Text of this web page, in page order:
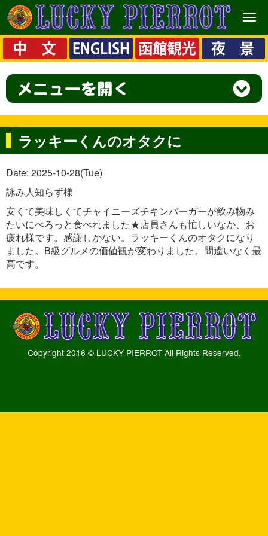
メ
ニ
ュ
ー
ラッキーくんのオタクに
Date: 2025-10-28(Tue)
詠み人知らず様
安くて美味しくてチャイニーズチキンバーガーが飲み物み
たいにぺろっと食べれました★店員さんも忙しいなか、お
疲れ様です。感謝しかない。ラッキーくんのオタクになり
ました。B級グルメの価値観が変わりました。間違いなく最
高です。
Copyright 2016 © LUCKY PIERROT All Rights Reserved.